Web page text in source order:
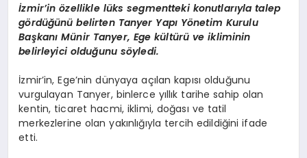
İzmir’in özellikle lüks segmentteki konutlarıyla talep
gördüğünü belirten Tanyer Yapı Yönetim Kurulu
Başkanı Münir Tanyer, Ege kültürü ve ikliminin
belirleyici olduğunu söyledi.
İzmir’in, Ege’nin dünyaya açılan kapısı olduğunu
vurgulayan Tanyer, binlerce yıllık tarihe sahip olan
kentin, ticaret hacmi, iklimi, doğası ve tatil
merkezlerine olan yakınlığıyla tercih edildiğini ifade
etti.